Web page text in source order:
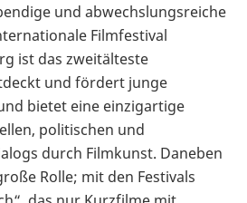
und abwechslungsreiche
Filmfestival
ist das zweitälteste
und fördert junge
bietet eine einzigartige
politischen und
durch Filmkunst. Daneben
Rolle; mit den Festivals